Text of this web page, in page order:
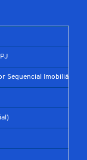
Sequencial Imobiliário